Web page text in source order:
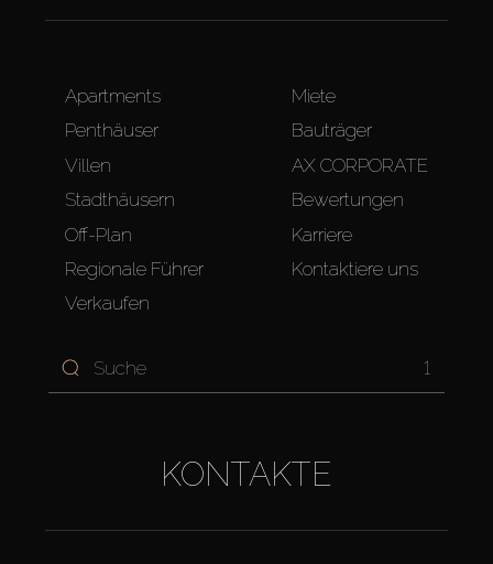
Apartments
Penthäuser
Villen
Stadthäusern
Off-Plan
Regionale Führer
Verkaufen
Miete
Bauträger
AX CORPORATE
Bewertungen
Karriere
Kontaktiere uns
1
KONTAKTE